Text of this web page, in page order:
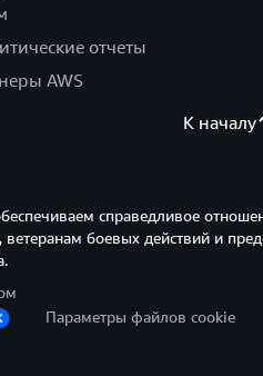
отчеты
AWS
К началу
справедливое
боевых действий и
Параметры файлов cookie